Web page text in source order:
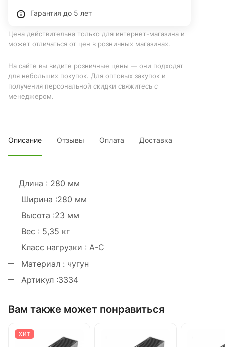
Гарантия до 5 лет
Цена действительна только для интернет-магазина и
может отличаться от цен в розничных магазинах.
На сайте вы видите розничные цены — они подходят
для небольших покупок. Для оптовых закупок и
получения персональной скидки свяжитесь с
менеджером.
Описание Отзывы Оплата Доставка
Длина : 280 мм
Ширина :280 мм
Высота :23 мм
Вес : 5,35 кг
Класс нагрузки : А-С
Материал : чугун
Артикул :3334
Вам также может понравиться
ХИТ